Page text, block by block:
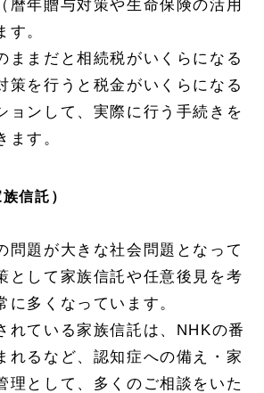
暦年贈与対策や生命保険の活用
す。
ままだと相続税がいくらになる
策を行うと税金がいくらになる
ョンして、実際に行う手続きを
ます。
信託）
問題が大きな社会問題となって
として家族信託や任意後見を考
に多くなっています。
れている家族信託は、NHKの番
れるなど、認知症への備え・家
理として、多くのご相談をいた